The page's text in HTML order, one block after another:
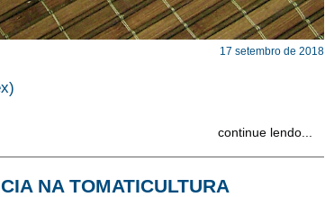
17 setembro de 2018
continue lendo...
NA TOMATICULTURA